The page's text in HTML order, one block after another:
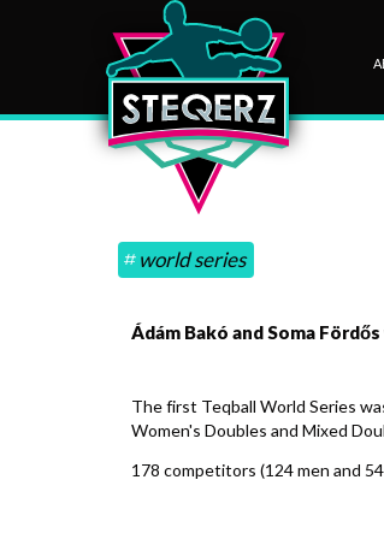
world series
Ádám Bakó and Soma
The first Teqball World Series
Women's Doubles and Mixed
178 competitors (124 men and